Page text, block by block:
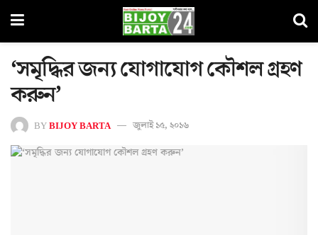
‘সমৃদ্ধির জন্য যোগাযোগ কৌশল গ্রহণ
করুন’
BYBIJOY BARTA জুলাই ১৫, ২০১৬